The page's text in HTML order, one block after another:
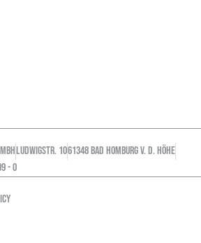
Ludwigstr. 1061348 Bad Homburg v. d. Höhe
- 0